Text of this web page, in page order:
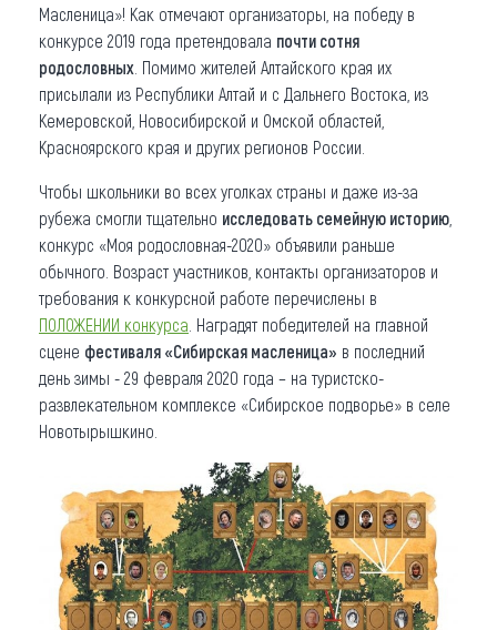
Масленица»! Как отмечают организаторы, на победу в
конкурсе 2019 года претендовала почти сотня
родословных . Помимо жителей Алтайского края их
присылали из Республики Алтай и с Дальнего Востока, из
Кемеровской, Новосибирской и Омской областей,
Красноярского края и других регионов России.
Чтобы школьники во всех уголках страны и даже из-за
рубежа смогли тщательно исследовать семейную историю
конкурс «Моя родословная-2020» объявили раньше
обычного. Возраст участников, контакты организаторов и
требования к конкурсной работе перечислены в
ПОЛОЖЕНИИ конкурса . Наградят победителей на главной
сцене фестиваля «Сибирская масленица» в последний
день зимы - 29 февраля 2020 года – на туристско-
развлекательном комплексе «Сибирское подворье» в селе
Новотырышкино.